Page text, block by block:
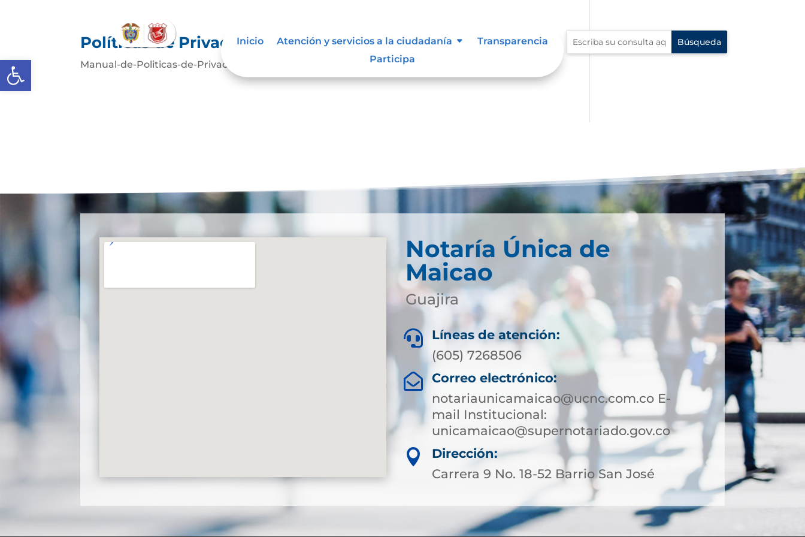
Abrir barra de herramientas
Inicio Atención y servicios a la ciudadanía
Transparencia
Participa
Políticas de Privacidad Web
Manual-de-Politicas-de-Privacidad-Web_Unica_Maicao_2026Descarga
Notaría Única de
Maicao
Guajira

Líneas de atención:
(605) 7268506

Correo electrónico:
notariaunicamaicao@ucnc.com.co E-
mail Institucional:
unicamaicao@supernotariado.gov.co

Dirección:
Carrera 9 No. 18-52 Barrio San José